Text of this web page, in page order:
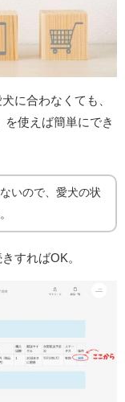
に合わなくても、
を使えば簡単にでき
いので、愛犬の状
すればOK。